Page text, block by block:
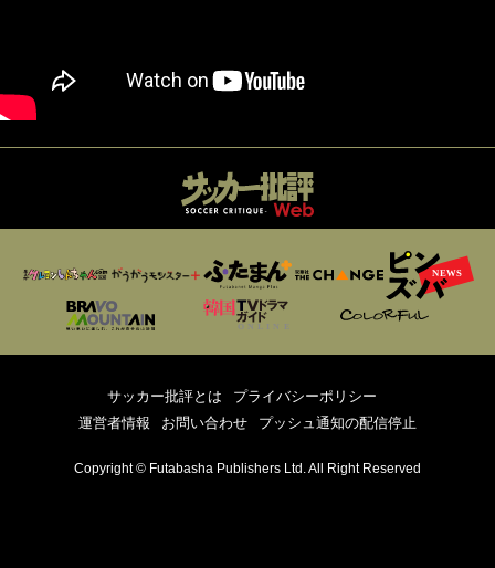
サッカー批評とは
プライバシーポリシー
運営者情報
お問い合わせ プッシュ通知の配信停止
Copyright © Futabasha Publishers Ltd. All Right Reserved